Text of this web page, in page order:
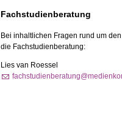
Fachstudienberatung
Bei inhaltlichen Fragen rund um
die Fachstudienberatung:
Lies van Roessel